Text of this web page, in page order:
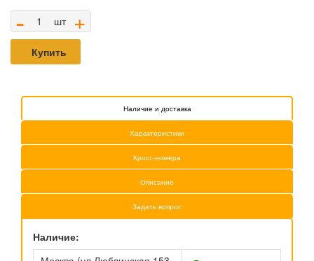
- шт +
Купить
Наличие и доставка
Характеристики
Кросс-номера
Описание
Задать вопрос
Наличие: